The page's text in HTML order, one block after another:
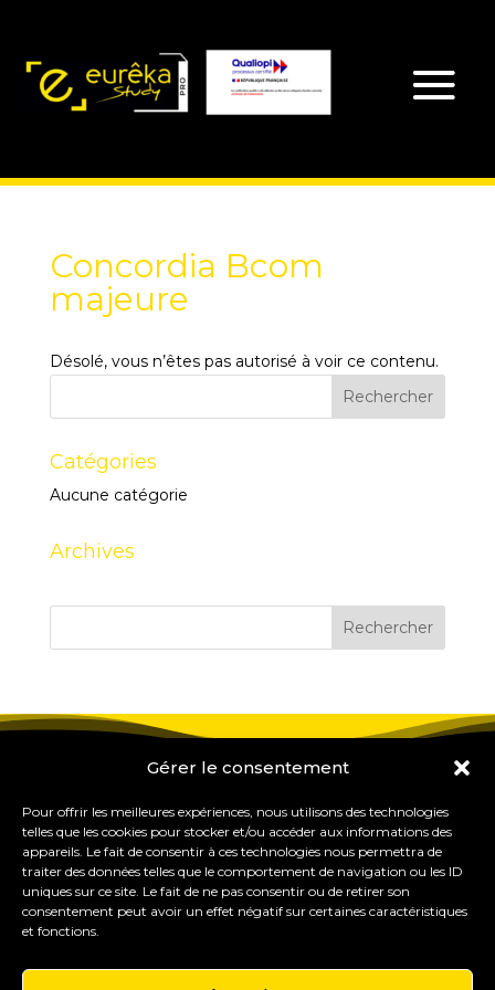
Gérer le consentement
Pour offrir les meilleures expériences, nous utilisons des technologies
telles que les cookies pour stocker et/ou accéder aux informations des
appareils. Le fait de consentir à ces technologies nous permettra de
traiter des données telles que le comportement de navigation ou les ID
uniques sur ce site. Le fait de ne pas consentir ou de retirer son
consentement peut avoir un effet négatif sur certaines caractéristiques
et fonctions.
Concordia Bcom
majeure
Désolé, vous n’êtes pas autorisé à voir ce contenu.
Catégories
Aucune catégorie
Archives